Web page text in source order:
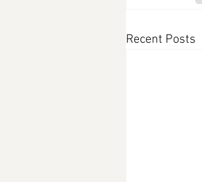
Recent Posts